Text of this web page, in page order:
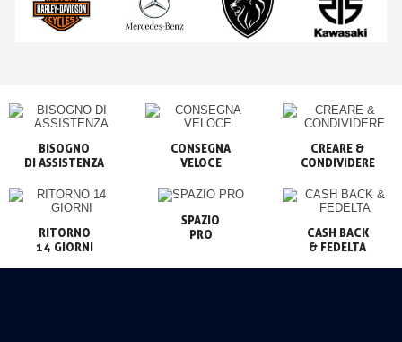
BISOGNO
CONSEGNA
VELOCE
CREARE &
CONDIVIDERE
RITORNO
14 GIORNI
SPAZIO
PRO
CASH BACK
& FEDELTA